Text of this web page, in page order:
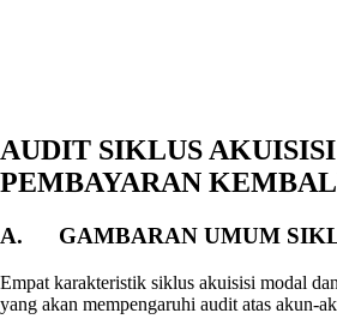
AUDIT SIKLUS
PEMBAYARAN
A. GAMBARAN UMUM
Empat karakteristik siklus akuisisi modal
yang akan mempengaruhi audit atas akun-